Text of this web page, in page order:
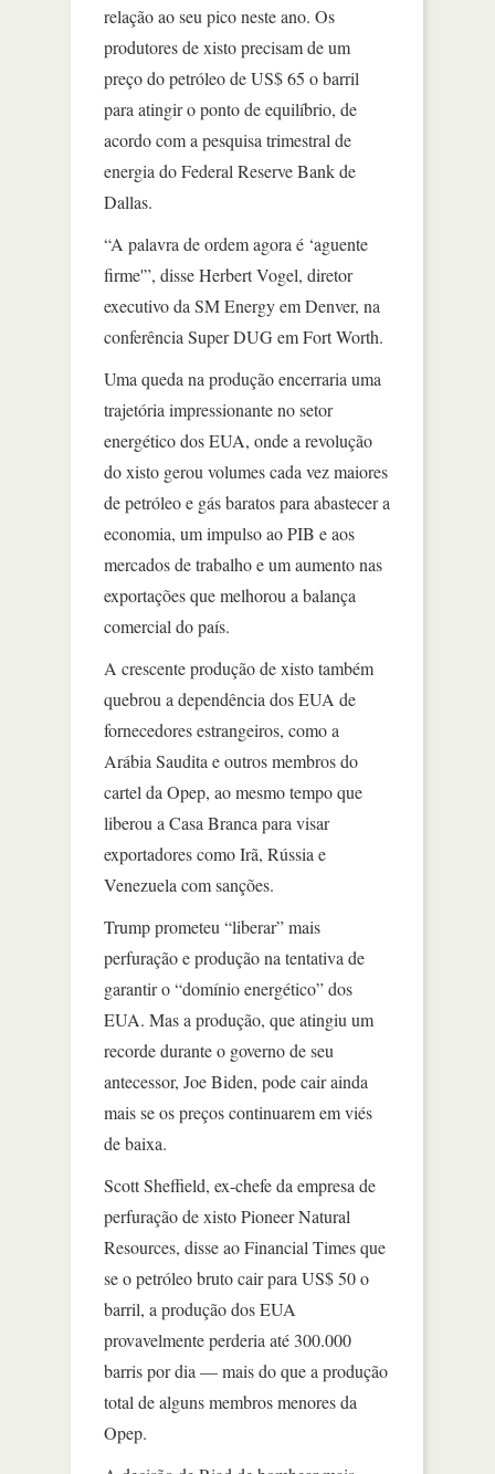
relação ao seu pico neste ano. Os
produtores de xisto precisam de um
preço do petróleo de US$ 65 o barril
para atingir o ponto de equilíbrio, de
acordo com a pesquisa trimestral de
energia do Federal Reserve Bank de
Dallas.
“A palavra de ordem agora é ‘aguente
firme'”, disse Herbert Vogel, diretor
executivo da SM Energy em Denver, na
conferência Super DUG em Fort Worth.
Uma queda na produção encerraria uma
trajetória impressionante no setor
energético dos EUA, onde a revolução
do xisto gerou volumes cada vez maiores
de petróleo e gás baratos para abastecer a
economia, um impulso ao PIB e aos
mercados de trabalho e um aumento nas
exportações que melhorou a balança
comercial do país.
A crescente produção de xisto também
quebrou a dependência dos EUA de
fornecedores estrangeiros, como a
Arábia Saudita e outros membros do
cartel da Opep, ao mesmo tempo que
liberou a Casa Branca para visar
exportadores como Irã, Rússia e
Venezuela com sanções.
Trump prometeu “liberar” mais
perfuração e produção na tentativa de
garantir o “domínio energético” dos
EUA. Mas a produção, que atingiu um
recorde durante o governo de seu
antecessor, Joe Biden, pode cair ainda
mais se os preços continuarem em viés
de baixa.
Scott Sheffield, ex-chefe da empresa de
perfuração de xisto Pioneer Natural
Resources, disse ao Financial Times que
se o petróleo bruto cair para US$ 50 o
barril, a produção dos EUA
provavelmente perderia até 300.000
barris por dia — mais do que a produção
total de alguns membros menores da
Opep.